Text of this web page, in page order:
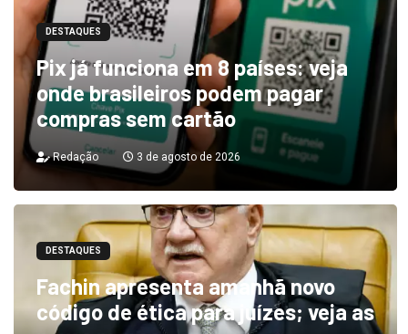
DESTAQUES
Pix já funciona em 8 países: veja
onde brasileiros podem pagar
compras sem cartão
Redação 3 de agosto de 2026
DESTAQUES
Fachin apresenta amanhã novo
código de ética para juízes; veja as